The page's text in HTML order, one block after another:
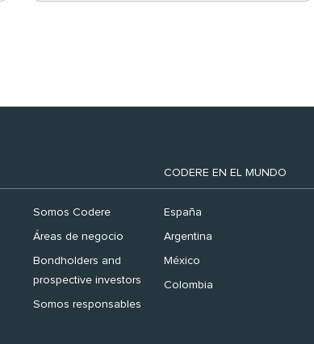
Somos Codere
Áreas de negocio
Bondholders and
prospective investors
Somos responsables
CODERE EN EL MUNDO
España
Argentina
México
Colombia